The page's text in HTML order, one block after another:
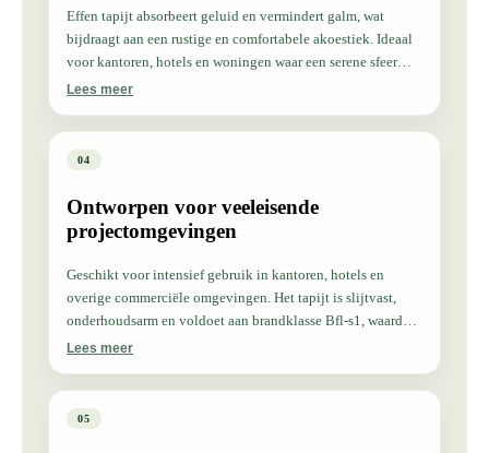
Effen tapijt absorbeert geluid en vermindert galm, wat
bijdraagt aan een rustige en comfortabele akoestiek. Ideaal
voor kantoren, hotels en woningen waar een serene sfeer
gewenst is.
Lees meer
04
Ontworpen voor veeleisende
projectomgevingen
Geschikt voor intensief gebruik in kantoren, hotels en
overige commerciële omgevingen. Het tapijt is slijtvast,
onderhoudsarm en voldoet aan brandklasse Bfl-s1, waardoor
het duurzaam en veilig toepasbaar is binnen projectmatige
Lees meer
05